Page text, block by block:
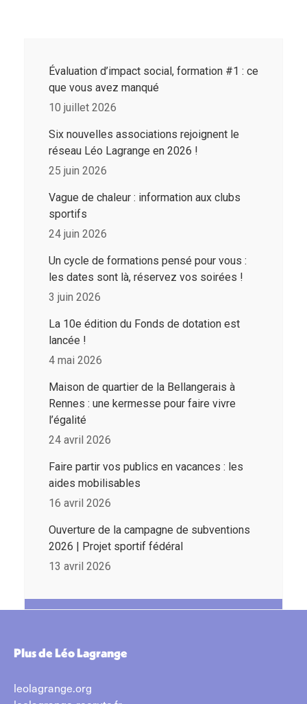
Évaluation d’impact social, formation #1 : ce
que vous avez manqué
10 juillet 2026
Six nouvelles associations rejoignent le
réseau Léo Lagrange en 2026 !
25 juin 2026
Vague de chaleur : information aux clubs
sportifs
24 juin 2026
Un cycle de formations pensé pour vous :
les dates sont là, réservez vos soirées !
3 juin 2026
La 10e édition du Fonds de dotation est
lancée !
4 mai 2026
Maison de quartier de la Bellangerais à
Rennes : une kermesse pour faire vivre
l’égalité
24 avril 2026
Faire partir vos publics en vacances : les
aides mobilisables
16 avril 2026
Ouverture de la campagne de subventions
2026 | Projet sportif fédéral
13 avril 2026
Plus de Léo Lagrange
leolagrange.org